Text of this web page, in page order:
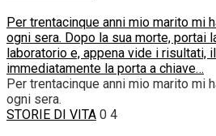
Per trentacinque anni mio marito mi
ogni sera. Dopo la sua morte, portai
laboratorio e, appena vide i risultati,
immediatamente la porta a chiave…
Per trentacinque anni mio marito mi
ogni sera.
STORIE DI VITA 0 4